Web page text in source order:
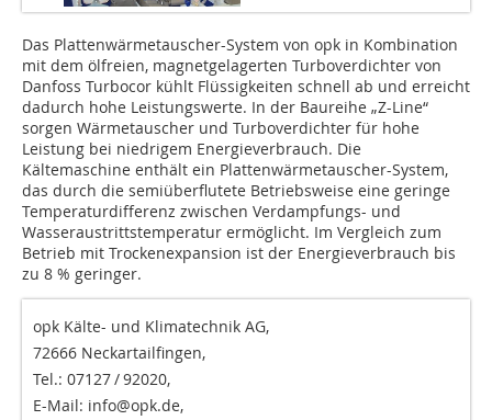
Das Plattenwärmetauscher-System von opk in Kombination
mit dem ölfreien, magnetgelagerten Turboverdichter von
Danfoss Turbocor kühlt Flüssigkeiten schnell ab und erreicht
dadurch hohe Leistungswerte. In der Baureihe „Z-Line“
sorgen Wärmetauscher und Turboverdichter für hohe
Leistung bei niedrigem Energieverbrauch. Die
Kältemaschine enthält ein Plattenwärmetauscher-System,
das durch die semiüberflutete Betriebsweise eine geringe
Temperaturdifferenz zwischen Verdampfungs- und
Wasseraustrittstemperatur ermöglicht. Im Vergleich zum
Betrieb mit Trockenexpansion ist der Energieverbrauch bis
zu 8 % geringer.
opk Kälte- und Klimatechnik AG,
72666 Neckartailfingen,
Tel.: 07127 / 92020,
E-Mail: info@opk.de,